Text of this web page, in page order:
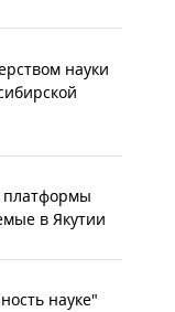
науки
платформы
в Якутии
науке"